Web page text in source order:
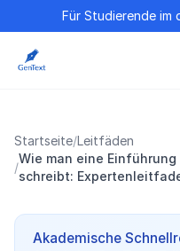
Für Studierende im
Startseite/Leitfäden
/
Wie man eine
schreibt:
Akademische